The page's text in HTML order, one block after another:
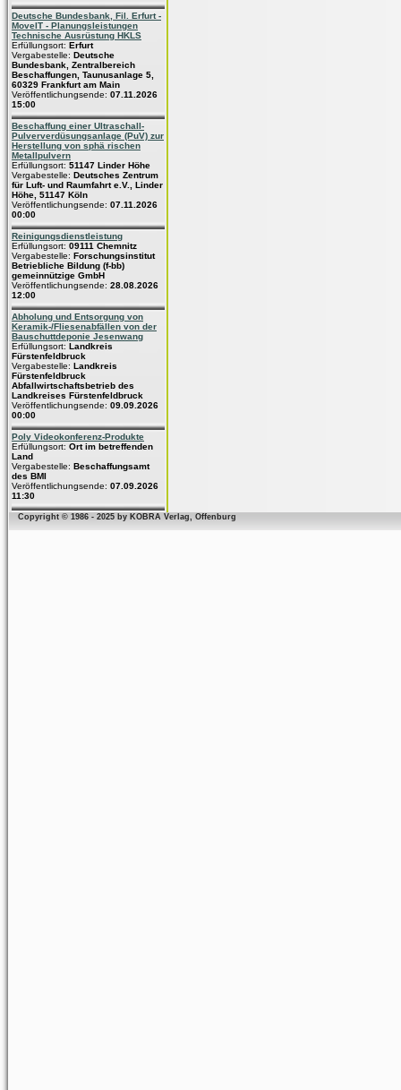
Deutsche Bundesbank, Fil. Erfurt -
MoveIT - Planungsleistungen
Technische Ausrüstung HKLS
Erfüllungsort: Erfurt
Vergabestelle: Deutsche
Bundesbank, Zentralbereich
Beschaffungen, Taunusanlage 5,
60329 Frankfurt am Main
Veröffentlichungsende: 07.11.2026
15:00
Beschaffung einer Ultraschall-
Pulververdüsungsanlage (PuV) zur
Herstellung von sphä rischen
Metallpulvern
Erfüllungsort: 51147 Linder Höhe
Vergabestelle: Deutsches Zentrum
für Luft- und Raumfahrt e.V., Linder
Höhe, 51147 Köln
Veröffentlichungsende: 07.11.2026
00:00
Reinigungsdienstleistung
Erfüllungsort: 09111 Chemnitz
Vergabestelle: Forschungsinstitut
Betriebliche Bildung (f-bb)
gemeinnützige GmbH
Veröffentlichungsende: 28.08.2026
12:00
Abholung und Entsorgung von
Keramik-/Fliesenabfällen von der
Bauschuttdeponie Jesenwang
Erfüllungsort: Landkreis
Fürstenfeldbruck
Vergabestelle: Landkreis
Fürstenfeldbruck
Abfallwirtschaftsbetrieb des
Landkreises Fürstenfeldbruck
Veröffentlichungsende: 09.09.2026
00:00
Poly Videokonferenz-Produkte
Erfüllungsort: Ort im betreffenden
Land
Vergabestelle: Beschaffungsamt
des BMI
Veröffentlichungsende: 07.09.2026
11:30
Copyright © 1986 - 2025 by KOBRA Verlag, Offenburg